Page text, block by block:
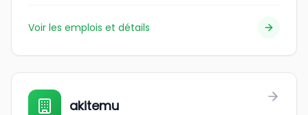
Voir les emplois et détails
akitemu